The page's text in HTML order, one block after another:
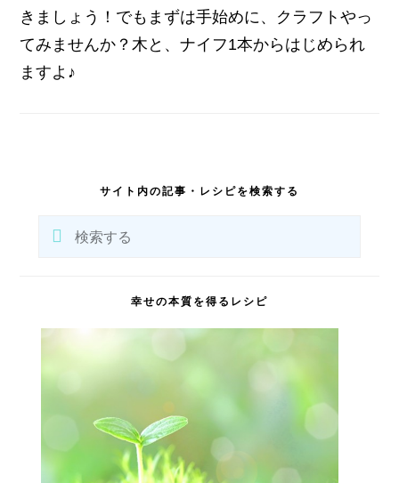
きましょう！でもまずは手始めに、クラフトやっ
てみませんか？木と、ナイフ1本からはじめられ
ますよ♪
サイト内の記事・レシピを検索する
幸せの本質を得るレシピ